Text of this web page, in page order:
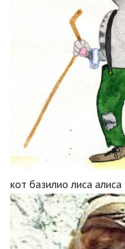
кот базилио лиса алиса